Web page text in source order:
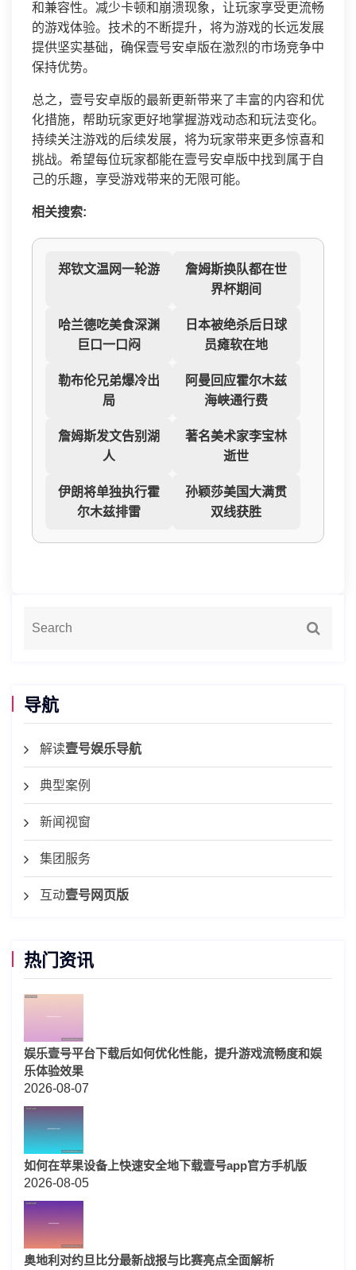
和兼容性。减少卡顿和崩溃现象，让玩家享受更流畅
的游戏体验。技术的不断提升，将为游戏的长远发展
提供坚实基础，确保壹号安卓版在激烈的市场竞争中
保持优势。
总之，壹号安卓版的最新更新带来了丰富的内容和优
化措施，帮助玩家更好地掌握游戏动态和玩法变化。
持续关注游戏的后续发展，将为玩家带来更多惊喜和
挑战。希望每位玩家都能在壹号安卓版中找到属于自
己的乐趣，享受游戏带来的无限可能。
相关搜索:
郑钦文温网一轮游
詹姆斯换队都在世
界杯期间
哈兰德吃美食深渊
巨口一口闷
日本被绝杀后日球
员瘫软在地
勒布伦兄弟爆冷出
局
阿曼回应霍尔木兹
海峡通行费
詹姆斯发文告别湖
人
著名美术家李宝林
逝世
伊朗将单独执行霍
尔木兹排雷
孙颖莎美国大满贯
双线获胜
导航
解读壹号娱乐导航
典型案例
新闻视窗
集团服务
互动壹号网页版
热门资讯
娱乐壹号平台下载后如何优化性能，提升游戏流畅度和娱
乐体验效果
2026-08-07
如何在苹果设备上快速安全地下载壹号app官方手机版
2026-08-05
奥地利对约旦比分最新战报与比赛亮点全面解析